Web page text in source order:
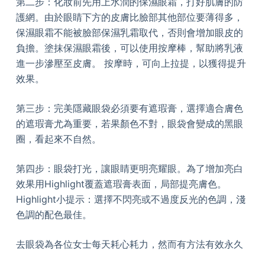
護網。由於眼睛下方的皮膚比臉部其他部位要薄得多，
保濕眼霜不能被臉部保濕乳霜取代，否則會增加眼皮的
負擔。塗抹保濕眼霜後，可以使用按摩棒，幫助將乳液
進一步滲壓至皮膚。 按摩時，可向上拉提，以獲得提升
效果。
第三步：完美隱藏眼袋必須要有遮瑕膏，選擇適合膚色
的遮瑕膏尤為重要，若果顏色不對，眼袋會變成的黑眼
圈，看起來不自然。
第四步：眼袋打光，讓眼睛更明亮耀眼。為了增加亮白
效果用Highlight覆蓋遮瑕膏表面，局部提亮膚色。
Highlight小提示：選擇不閃亮或不過度反光的色調，淺
色調的配色最佳。
去眼袋為各位女士每天耗心耗力，然而有方法有效永久